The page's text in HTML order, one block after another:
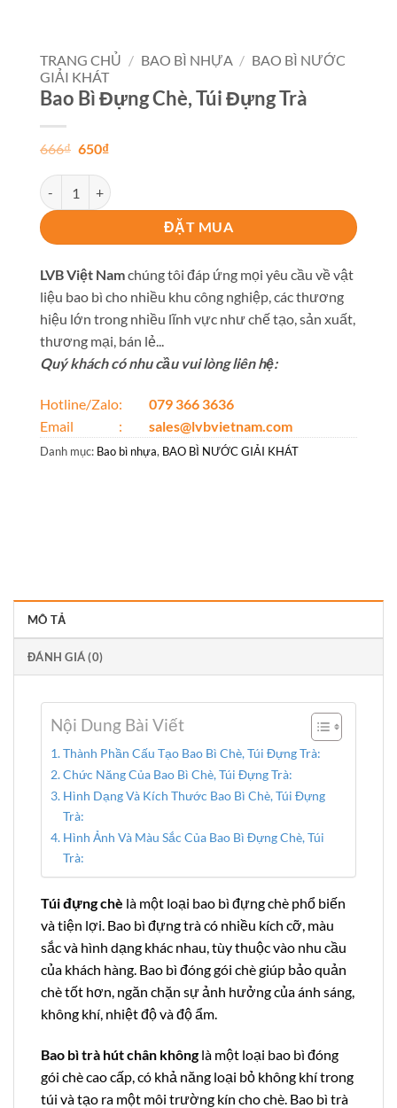
TRANG CHỦ / BAO BÌ NHỰA / BAO BÌ NƯỚC
GIẢI KHÁT
Bao Bì Đựng Chè, Túi Đựng Trà
666₫ Giá
là:
666₫.
650₫Giá
là:
650₫.
Bao Bì Đựng Chè, Túi Đựng Trà số lượng
ĐẶT MUA
LVB Việt Namchúng tôi đáp ứng mọi yêu cầu về vật
liệu bao bì cho nhiều khu công nghiệp, các thương
hiệu lớn trong nhiều lĩnh vực như chế tạo, sản xuất,
thương mại, bán lẻ...
Quý khách có nhu cầu vui lòng liên hệ:
Hotline/Zalo:
079 366 3636
Email :
sales@lvbvietnam.com
Danh mục: Bao bì nhựa, BAO BÌ NƯỚC GIẢI KHÁT
MÔ TẢ
ĐÁNH GIÁ (0)
Nội Dung Bài Viết
Thành Phần Cấu Tạo Bao Bì Chè, Túi Đựng Trà:
Chức Năng Của Bao Bì Chè, Túi Đựng Trà:
Hình Dạng Và Kích Thước Bao Bì Chè, Túi Đựng
Trà:
Hình Ảnh Và Màu Sắc Của Bao Bì Đựng Chè, Túi
Trà:
Túi đựng chè là một loại bao bì đựng chè phổ biến
và tiện lợi. Bao bì đựng trà có nhiều kích cỡ, màu
sắc và hình dạng khác nhau, tùy thuộc vào nhu cầu
của khách hàng. Bao bì đóng gói chè giúp bảo quản
chè tốt hơn, ngăn chặn sự ảnh hưởng của ánh sáng,
không khí, nhiệt độ và độ ẩm.
Bao bì trà hút chân khônglà một loại bao bì đóng
gói chè cao cấp, có khả năng loại bỏ không khí trong
túi và tạo ra một môi trường kín cho chè. Bao bì trà